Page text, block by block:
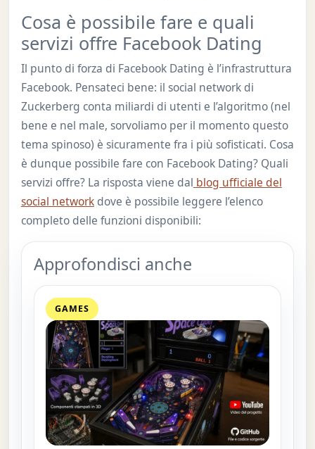
Cosa è possibile fare e quali
servizi offre Facebook Dating
Il punto di forza di Facebook Dating è l’infrastruttura
Facebook. Pensateci bene: il social network di
Zuckerberg conta miliardi di utenti e l’algoritmo (nel
bene e nel male, sorvoliamo per il momento questo
tema spinoso) è sicuramente fra i più sofisticati. Cosa
è dunque possibile fare con Facebook Dating? Quali
servizi offre? La risposta viene dal blog ufficiale del
social networkdove è possibile leggere l’elenco
completo delle funzioni disponibili:
Approfondisci anche
GAMES